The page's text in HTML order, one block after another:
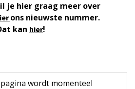
je hier graag meer over
ons nieuwste nummer.
kan hier!
wordt momenteel